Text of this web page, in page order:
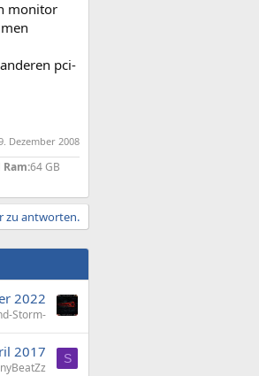
monitor
pci-
Dezember 2008
Ram:64 GB
zu antworten.
2022
Storm-
2017 S